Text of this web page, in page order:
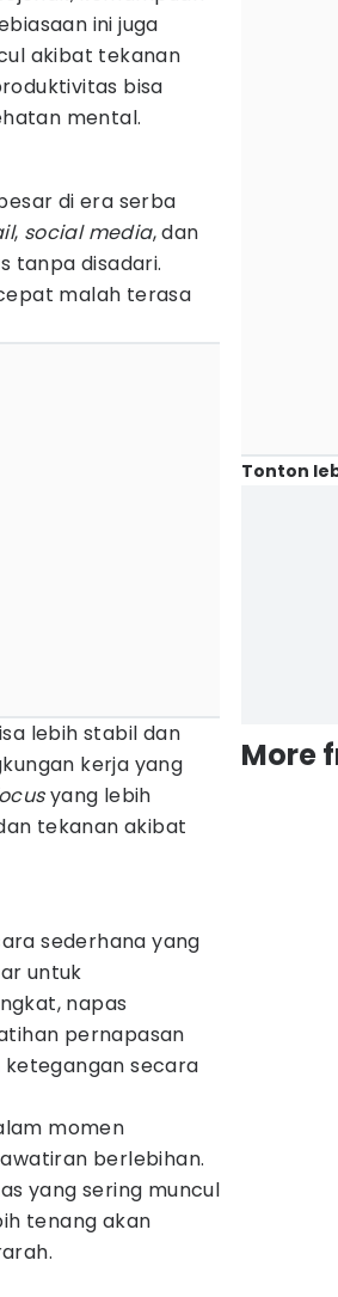
ini juga
akibat tekanan
bisa
mental.
di era serba
, social media, dan
tanpa disadari.
malah terasa
lebih stabil dan
kerja yang
yang lebih
tekanan akibat
sederhana yang
untuk
napas
pernapasan
secara
momen
berlebihan.
yang sering muncul
tenang akan
Tonton
More